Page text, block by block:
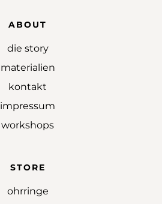
ABOUT
die story
materialien
kontakt
impressum
workshops
STORE
ohrringe